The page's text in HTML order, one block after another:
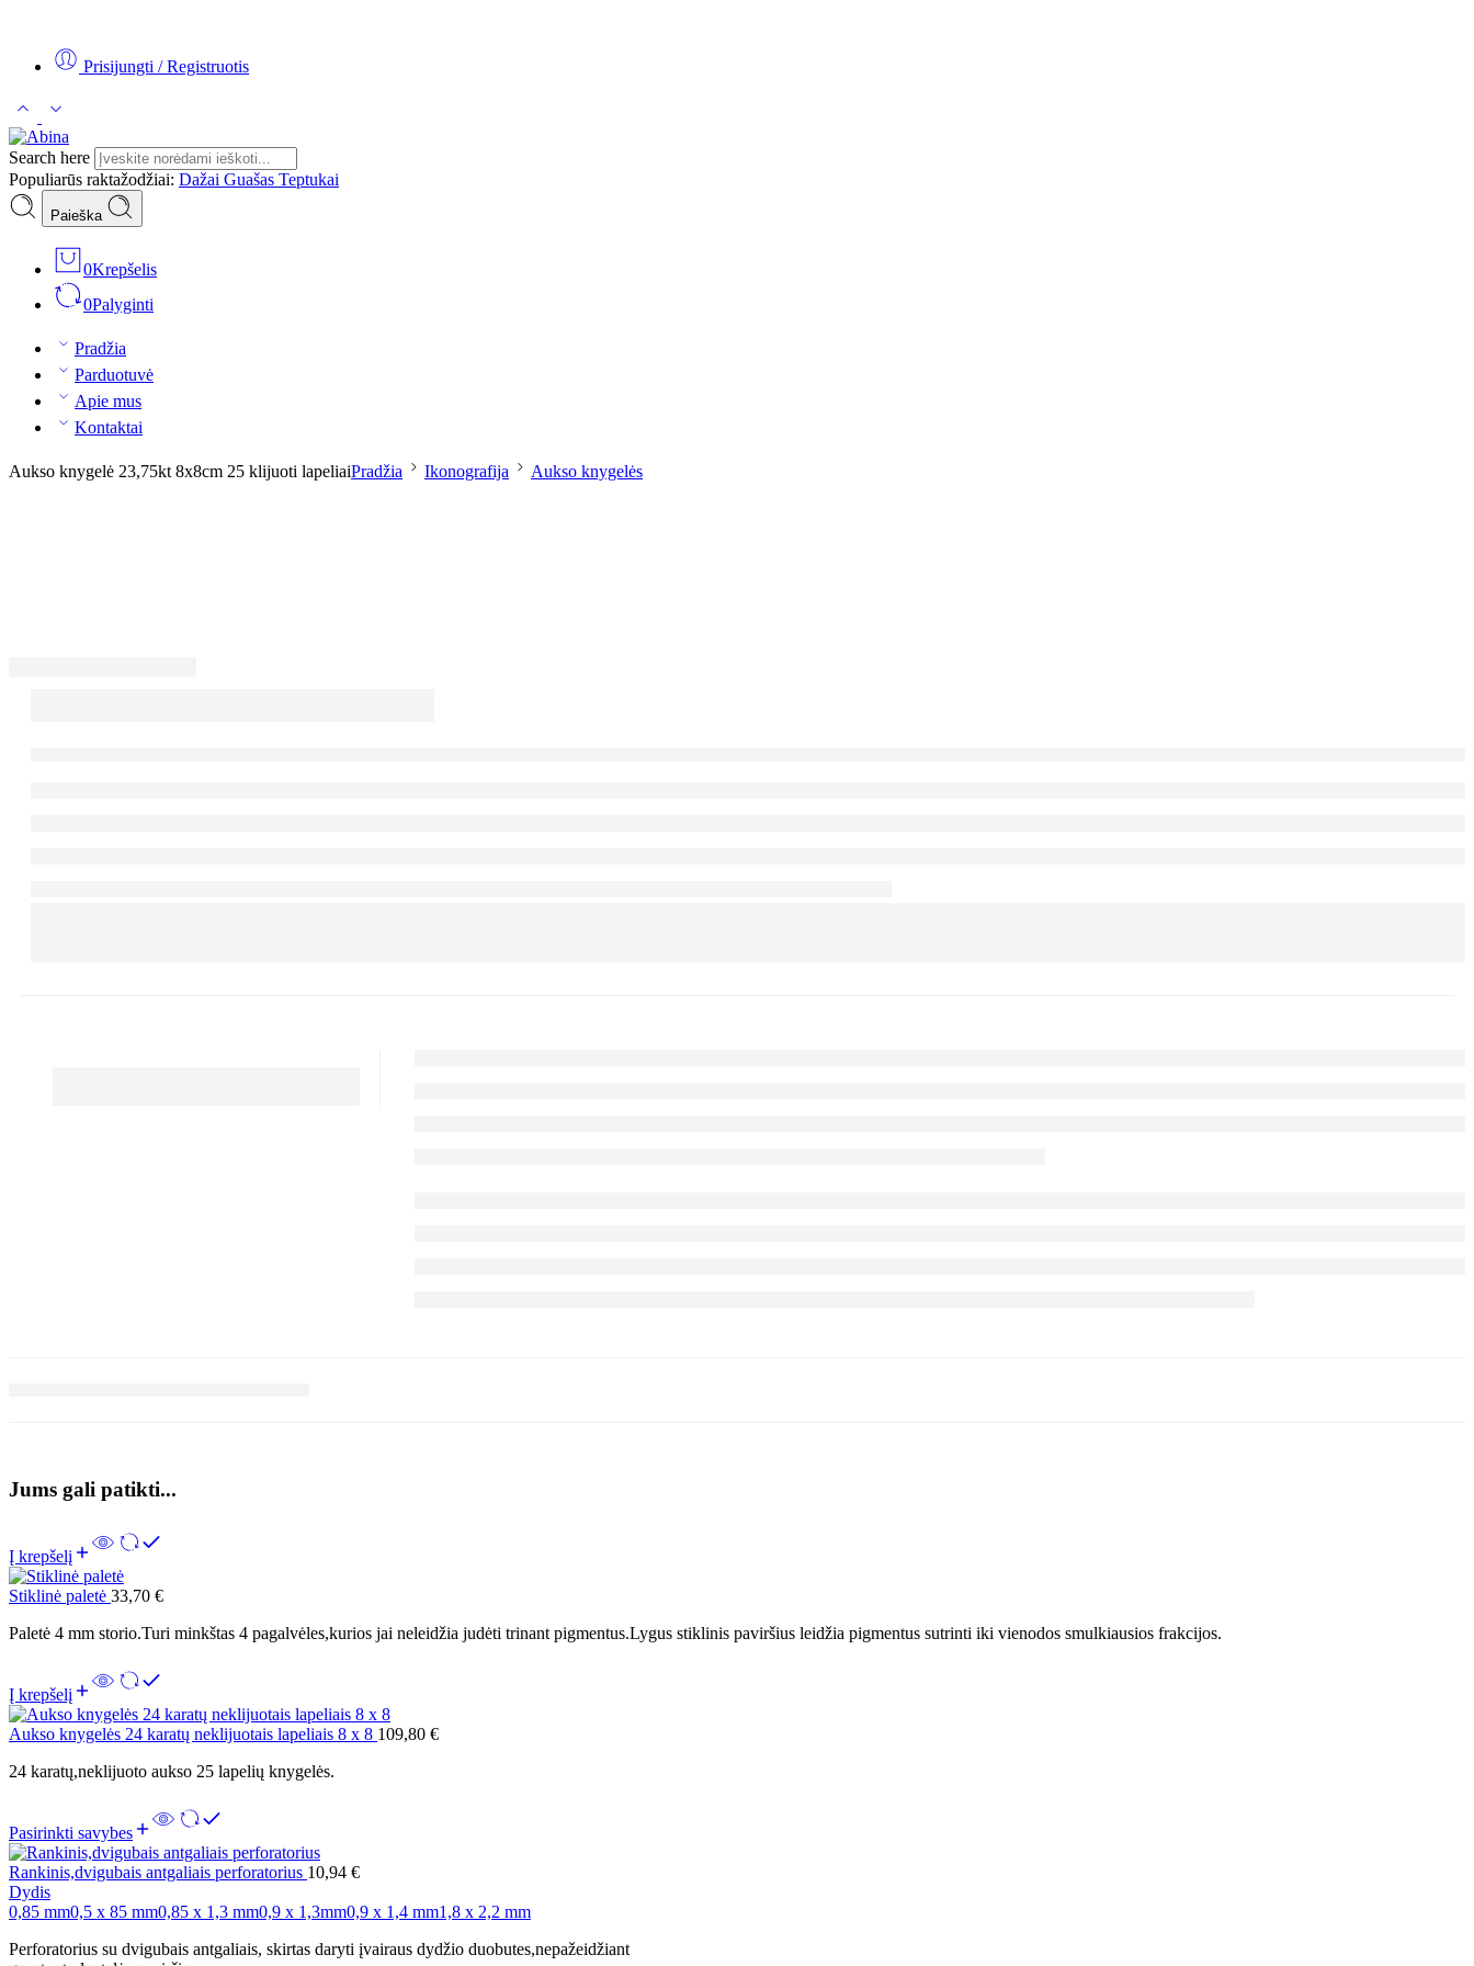
Prisijungti / Registruotis
Search here
Populiarūs raktažodžiai: Dažai Guašas Teptukai
Paieška
0Krepšelis
0Palyginti
Pradžia
Parduotuvė
Apie mus
Kontaktai
Aukso knygelė 23,75kt 8x8cm 25 klijuoti lapeliaiPradžia Ikonografija Aukso knygelės
Jums gali patikti...
Į krepšelį
Stiklinė paletė 33,70 €
Paletė 4 mm storio.Turi minkštas 4 pagalvėles,kurios jai neleidžia judėti trinant pigmentus.Lygus stiklinis paviršius leidžia pigmentus sutrinti iki vienodos smulkiausios frakcijos.
Į krepšelį
Aukso knygelės 24 karatų neklijuotais lapeliais 8 x 8 109,80 €
24 karatų,neklijuoto aukso 25 lapelių knygelės.
Pasirinkti savybes
Rankinis,dvigubais antgaliais perforatorius 10,94 €
Dydis
0,85 mm0,5 x 85 mm0,85 x 1,3 mm0,9 x 1,3mm0,9 x 1,4 mm1,8 x 2,2 mm
Perforatorius su dvigubais antgaliais, skirtas daryti įvairaus dydžio duobutes,nepažeidžiant